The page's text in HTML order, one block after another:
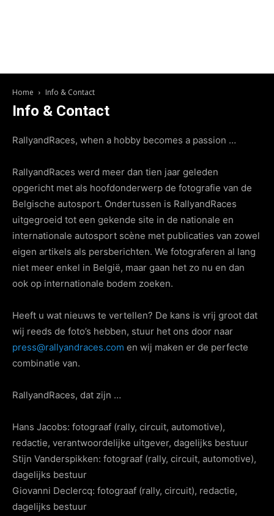
Home Info & Contact
Info & Contact
RallyandRaces, when a hobby becomes a passion …
RallyandRaces werd meer dan tien jaar geleden
opgericht met als hoofdonderwerp de fotografie van de
Belgische autosport. Ondertussen is RallyandRaces
uitgegroeid tot een gekende site in de nationale en
internationale autosport scène met publicaties van zowel
eigen artikels als persberichten. We fotograferen al lang
niet meer enkel in België, maar gaan het zo nu en dan
ook op internationale bodem zoeken.
Heeft u wat nieuws te vertellen? De kans is vrij groot dat
wij reeds de foto’s hebben, stuur het ons door naar
press@rallyandraces.com en wij maken er de perfecte
combinatie van.
RallyandRaces, dat zijn …
Hans Jacobs: fotograaf (rally, circuit, automotive),
redactie, verantwoordelijke uitgever, dagelijks bestuur
Stijn Vanderspikken: fotograaf (rally, circuit, automotive),
dagelijks bestuur
Giovanni Declercq: fotograaf (rally, circuit), redactie,
dagelijks bestuur